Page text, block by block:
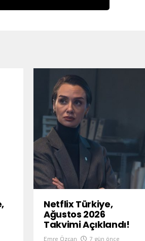
Netflix Türkiye,
Ağustos 2026
Takvimi Açıklandı!
Emre Özcan 7 gün önce